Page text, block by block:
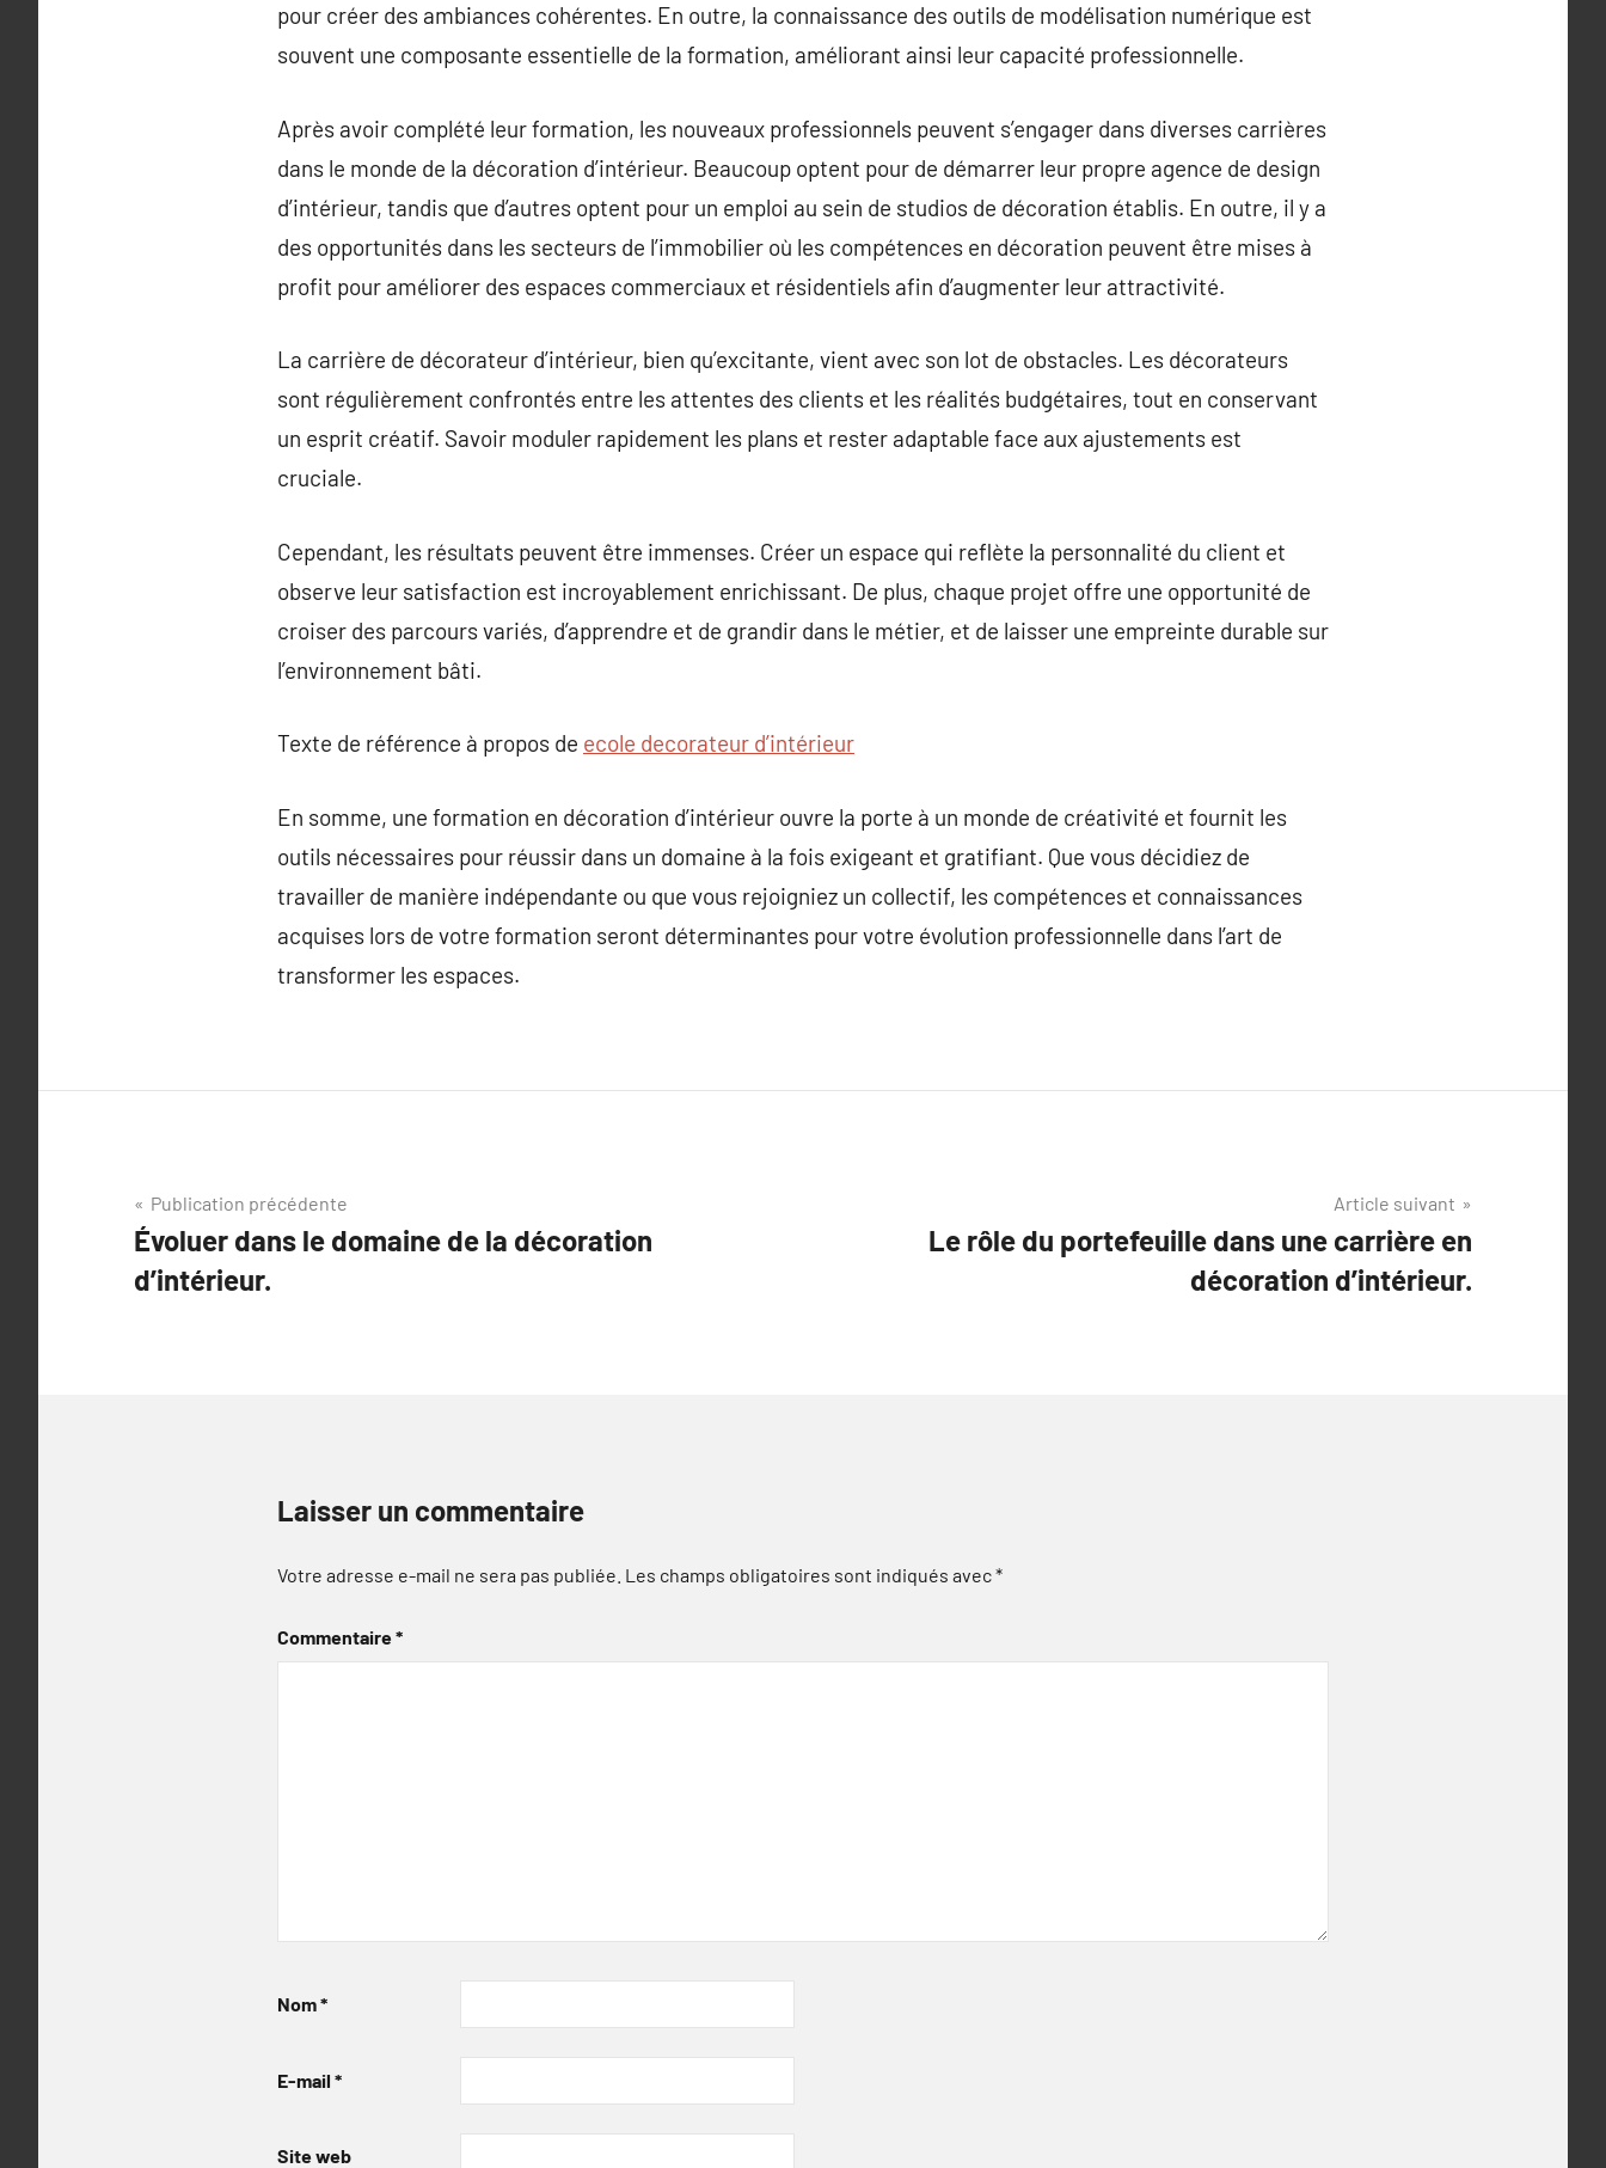
pour créer des ambiances cohérentes. En outre, la connaissance des outils de modélisation numérique est
souvent une composante essentielle de la formation, améliorant ainsi leur capacité professionnelle.
Après avoir complété leur formation, les nouveaux professionnels peuvent s’engager dans diverses carrières
dans le monde de la décoration d’intérieur. Beaucoup optent pour de démarrer leur propre agence de design
d’intérieur, tandis que d’autres optent pour un emploi au sein de studios de décoration établis. En outre, il y a
des opportunités dans les secteurs de l’immobilier où les compétences en décoration peuvent être mises à
profit pour améliorer des espaces commerciaux et résidentiels afin d’augmenter leur attractivité.
La carrière de décorateur d’intérieur, bien qu’excitante, vient avec son lot de obstacles. Les décorateurs
sont régulièrement confrontés entre les attentes des clients et les réalités budgétaires, tout en conservant
un esprit créatif. Savoir moduler rapidement les plans et rester adaptable face aux ajustements est
cruciale.
Cependant, les résultats peuvent être immenses. Créer un espace qui reflète la personnalité du client et
observe leur satisfaction est incroyablement enrichissant. De plus, chaque projet offre une opportunité de
croiser des parcours variés, d’apprendre et de grandir dans le métier, et de laisser une empreinte durable sur
l’environnement bâti.
Texte de référence à propos de ecole decorateur d’intérieur
En somme, une formation en décoration d’intérieur ouvre la porte à un monde de créativité et fournit les
outils nécessaires pour réussir dans un domaine à la fois exigeant et gratifiant. Que vous décidiez de
travailler de manière indépendante ou que vous rejoigniez un collectif, les compétences et connaissances
acquises lors de votre formation seront déterminantes pour votre évolution professionnelle dans l’art de
transformer les espaces.
Navigation
de
l’article
Publication précédente
Évoluer dans le domaine de la décoration
d’intérieur.
Article suivant
Le rôle du portefeuille dans une carrière en
décoration d’intérieur.
Laisser un commentaire
Votre adresse e-mail ne sera pas publiée. Les champs obligatoires sont indiqués avec*
Commentaire*
Nom*
E-mail *
Site web